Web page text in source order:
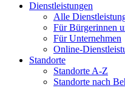
Dienst­leistungen
Alle
Für Bürgerinnen
Für Unternehmen
Online-
Standorte
Standorte A-Z
Standorte nach